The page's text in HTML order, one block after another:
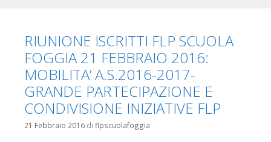
RIUNIONE ISCRITTI FLP SCUOLA
FOGGIA 21 FEBBRAIO 2016:
MOBILITA’ A.S.2016-2017-
GRANDE PARTECIPAZIONE E
CONDIVISIONE INIZIATIVE FLP
21 Febbraio 2016 di flpscuolafoggia